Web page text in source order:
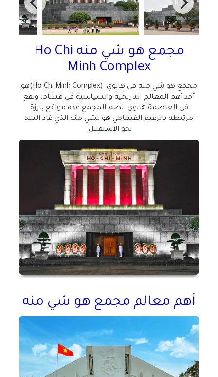
مجمع هو شي منه Ho Chi
Minh Complex
مجمع هو شي منه في هانوي (Ho Chi Minh Complex)هو
أحد أهم المعالم التاريخية والسياسية في فيتنام، ويقع
في العاصمة هانوي .يضم المجمع عدة مواقع بارزة
مرتبطة بالزعيم الفيتنامي هو تشي منه الذي قاد البلاد
نحو الاستقلال.
أهم معالم مجمع هو شي منه